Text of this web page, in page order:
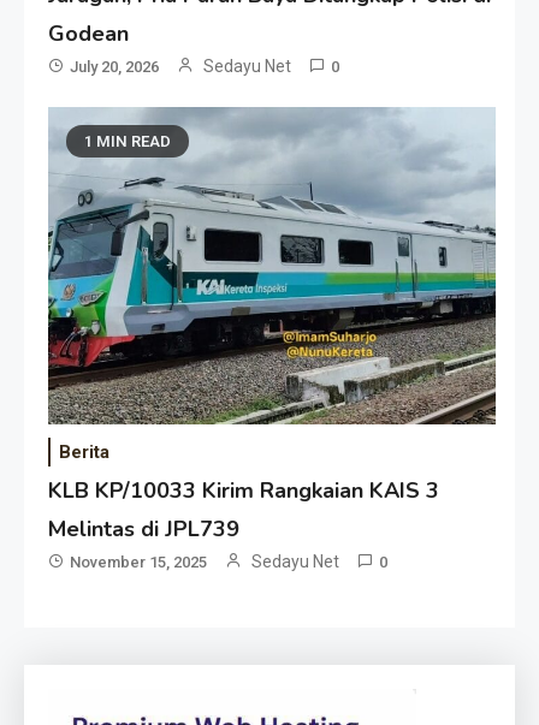
Godean
July 20, 2026 Sedayu Net 0
1 MIN READ
Berita
KLB KP/10033 Kirim Rangkaian KAIS 3
Melintas di JPL739
November 15, 2025 Sedayu Net 0